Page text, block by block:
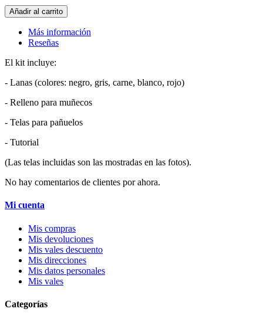
Añadir al carrito
Más información
Reseñas
El kit incluye:
- Lanas (colores: negro, gris, carne, blanco, rojo)
- Relleno para muñecos
- Telas para pañuelos
- Tutorial
(Las telas incluidas son las mostradas en las fotos).
No hay comentarios de clientes por ahora.
Mi cuenta
Mis compras
Mis devoluciones
Mis vales descuento
Mis direcciones
Mis datos personales
Mis vales
Categorías